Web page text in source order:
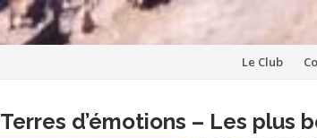
Aller
contenu
Le Club
Terres d’émotions – Les plus